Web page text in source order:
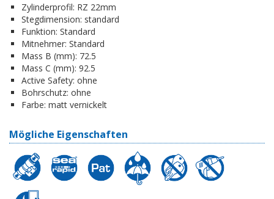
Zylinderprofil: RZ 22mm
Stegdimension: standard
Funktion: Standard
Mitnehmer: Standard
Mass B (mm): 72.5
Mass C (mm): 92.5
Active Safety: ohne
Bohrschutz: ohne
Farbe: matt vernickelt
Mögliche Eigenschaften